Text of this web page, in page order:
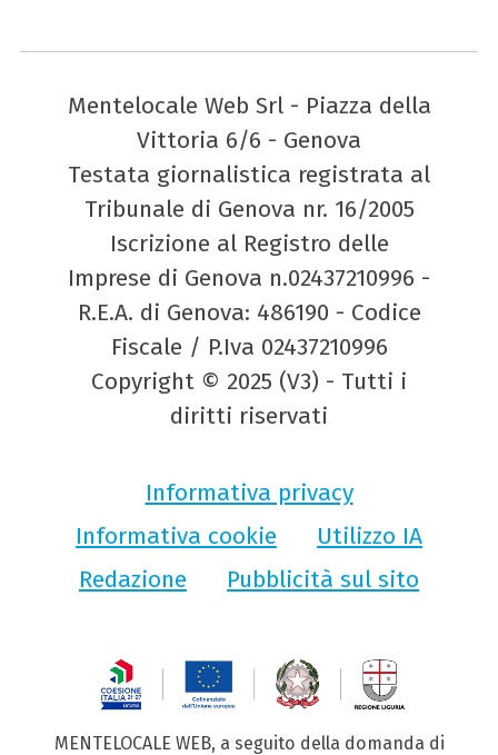
Mentelocale Web Srl - Piazza della
Vittoria 6/6 - Genova
Testata giornalistica registrata al
Tribunale di Genova nr. 16/2005
Iscrizione al Registro delle
Imprese di Genova n.02437210996 -
R.E.A. di Genova: 486190 - Codice
Fiscale / P.Iva 02437210996
Copyright © 2025 (V3) - Tutti i
diritti riservati
Informativa privacy
Informativa cookie
Utilizzo IA
Redazione
Pubblicità sul sito
MENTELOCALE WEB, a seguito della domanda di